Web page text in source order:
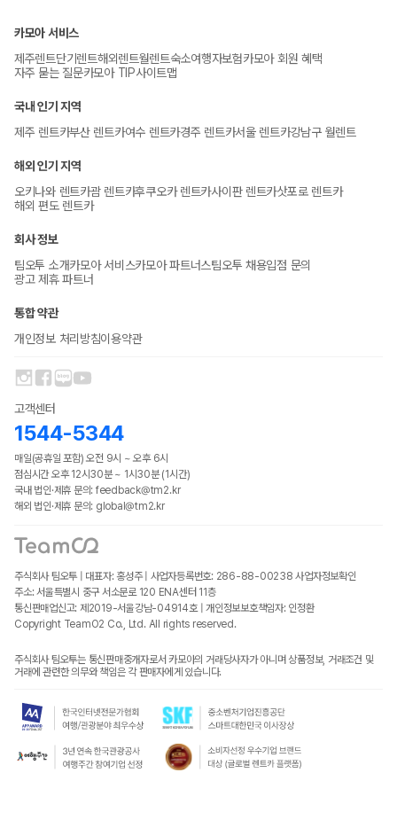
카모아 서비스
제주렌트단기렌트해외렌트월렌트숙소여행자보험카모아 회원 혜택
자주 묻는 질문카모아 TIP사이트맵
국내 인기 지역
제주 렌트카부산 렌트카여수 렌트카경주 렌트카서울 렌트카강남구 월렌트
해외 인기 지역
오키나와 렌트카괌 렌트카후쿠오카 렌트카사이판 렌트카삿포로 렌트카
해외 편도 렌트카
회사 정보
팀오투 소개카모아 서비스카모아 파트너스팀오투 채용입점 문의
광고 제휴 파트너
통합 약관
개인정보 처리방침이용약관
고객센터
1544-5344
매일(공휴일 포함) 오전 9시 ~ 오후 6시
점심시간 오후 12시30분 ~ 1시30분 (1시간)
국내 법인·제휴 문의: feedback@tm2.kr
해외 법인·제휴 문의: global@tm2.kr
주식회사 팀오투 | 대표자: 홍성주 | 사업자등록번호: 286-88-00238 사업자정보확인
주소: 서울특별시 중구 서소문로 120 ENA센터 11층
통신판매업신고: 제2019-서울강남-04914호 | 개인정보보호책임자: 인정환
Copyright TeamO2 Co., Ltd. All rights reserved.
주식회사 팀오투는 통신판매중개자로서 카모아의 거래당사자가 아니며 상품정보, 거래조건 및
거래에 관련한 의무와 책임은 각 판매자에게 있습니다.